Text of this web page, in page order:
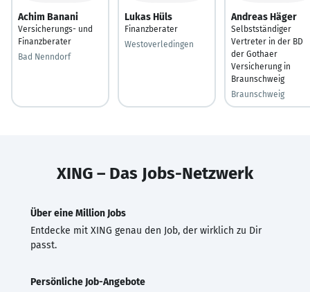
Achim Banani
Versicherungs- und
Finanzberater
Bad Nenndorf
Lukas Hüls
Finanzberater
Westoverledingen
Andreas Häger
Selbstständiger
Vertreter in der BD
der Gothaer
Versicherung in
Braunschweig
Braunschweig
XING – Das Jobs-Netzwerk
Über eine Million Jobs
Entdecke mit XING genau den Job, der wirklich zu Dir
passt.
Persönliche Job-Angebote